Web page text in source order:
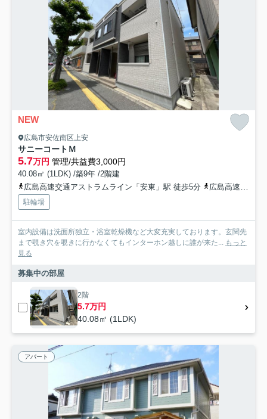
NEW
広島市安佐南区上安
サニーコートＭ
5.7万円 管理/共益費3,000円
40.08㎡ (1LDK) /築9年 /2階建
広島高速交通アストラムライン「安東」駅 徒歩5分
広島高速交通アストラムライン「上安」駅 徒歩6分
駐輪場
室内設備は洗面所独立・浴室乾燥機など大変充実しております。玄関先
まで覗き穴を覗きに行かなくてもインターホン越しに誰が来た... もっと
見る
募集中の部屋
2階
5.7万円
40.08㎡ (1LDK)
アパート